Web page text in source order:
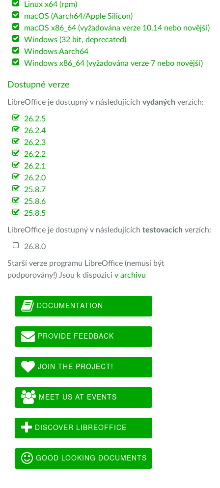
Linux x64 (rpm)
macOS (Aarch64/Apple Silicon)
macOS x86_64 (vyžadována verze 10.14 nebo novější)
Windows (32 bit, deprecated)
Windows Aarch64
Windows x86_64 (vyžadována verze 7 nebo novější)
Dostupné verze
LibreOffice je dostupný v následujících vydaných verzích:
26.2.5
26.2.4
26.2.3
26.2.2
26.2.1
26.2.0
25.8.7
25.8.6
25.8.5
LibreOffice je dostupný v následujících testovacích verzích:
26.8.0
Starší verze programu LibreOffice (nemusí být
podporovány!) Jsou k dispozici v archivu
DOCUMENTATION
PROVIDE FEEDBACK
JOIN THE PROJECT!
MEET US AT EVENTS
DISCOVER LIBREOFFICE
GOOD LOOKING DOCUMENTS